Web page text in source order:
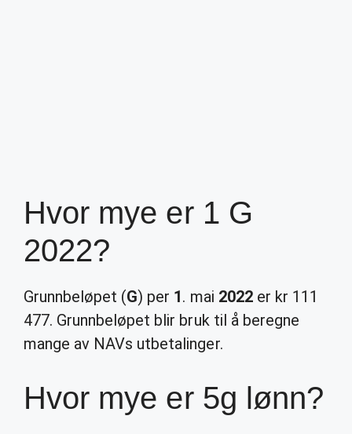
Hvor mye er 1 G
2022?
Grunnbeløpet (G) per 1. mai 2022er kr 111
477. Grunnbeløpet blir bruk til å beregne
mange av NAVs utbetalinger.
Hvor mye er 5g lønn?